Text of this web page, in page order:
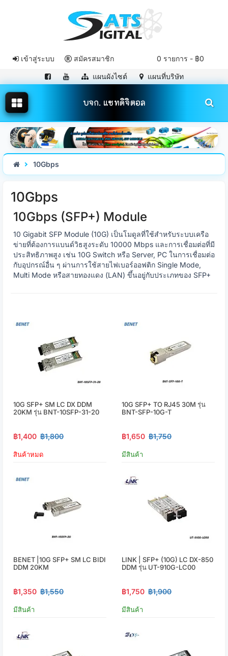
0 รายการ - ฿0
เข้าสู่ระบบ สมัครสมาชิก
แผนผังไซต์ แผนที่บริษัท
บจก. แซทดิจิตอล
10Gbps
10Gbps
10Gbps (SFP+) Module
10 Gigabit SFP Module (10G) เป็นโมดูลที่ใช้สำหรับระบบเครือ
ข่ายที่ต้องการแบนด์วิธสูงระดับ 10000 Mbps และการเชื่อมต่อที่มี
ประสิทธิภาพสูง เช่น 10G Switch หรือ Server, PC ในการเชื่อมต่อ
กับอุปกรณ์อื่น ๆ ผ่านการใช้สายไฟเบอร์ออฟติก Single Mode,
Multi Mode หรือสายทองแดง (LAN) ขึ้นอยู่กับประเภทของ SFP+
10G SFP+ SM LC DX DDM
20KM รุ่น BNT-10SFP-31-20
฿1,400 ฿1,800
สินค้าหมด
10G SFP+ TO RJ45 30M รุ่น
BNT-SFP-10G-T
฿1,650 ฿1,750
มีสินค้า
BENET |10G SFP+ SM LC BIDI
DDM 20KM
฿1,350 ฿1,550
มีสินค้า
LINK | SFP+ (10G) LC DX-850
DDM รุ่น UT-910G-LC00
฿1,750 ฿1,900
มีสินค้า